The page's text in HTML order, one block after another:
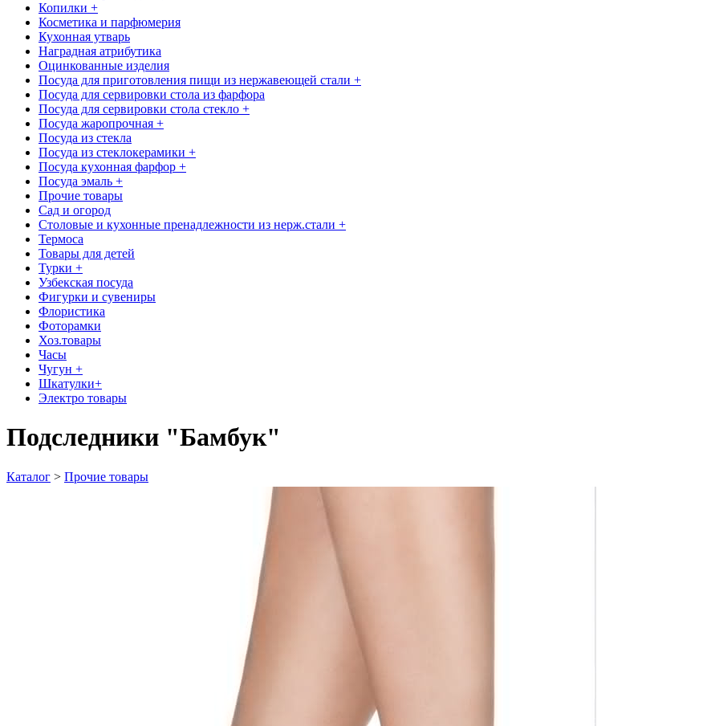
Копилки +
Косметика и парфюмерия
Кухонная утварь
Наградная атрибутика
Оцинкованные изделия
Посуда для приготовления пищи из нержавеющей стали +
Посуда для сервировки стола из фарфора
Посуда для сервировки стола стекло +
Посуда жаропрочная +
Посуда из стекла
Посуда из стеклокерамики +
Посуда кухонная фарфор +
Посуда эмаль +
Прочие товары
Сад и огород
Столовые и кухонные пренадлежности из нерж.стали +
Термоса
Товары для детей
Турки +
Узбекская посуда
Фигурки и сувениры
Флористика
Фоторамки
Хоз.товары
Часы
Чугун +
Шкатулки+
Электро товары
Подследники "Бамбук"
Каталог > Прочие товары